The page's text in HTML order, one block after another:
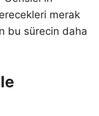
merak
bu sürecin daha